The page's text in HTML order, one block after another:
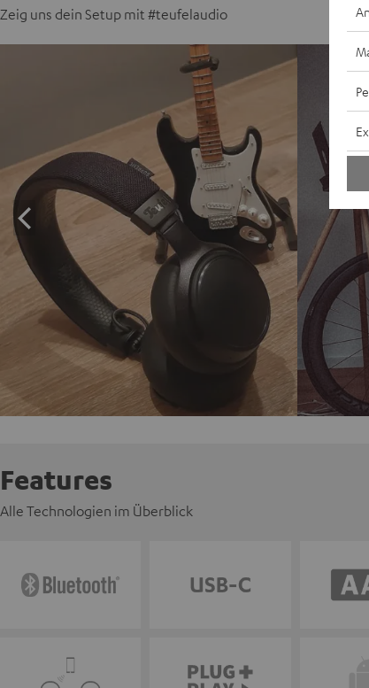
Zeig uns dein Setup mit #teufelaudio
Features
Alle Technologien im Überblick